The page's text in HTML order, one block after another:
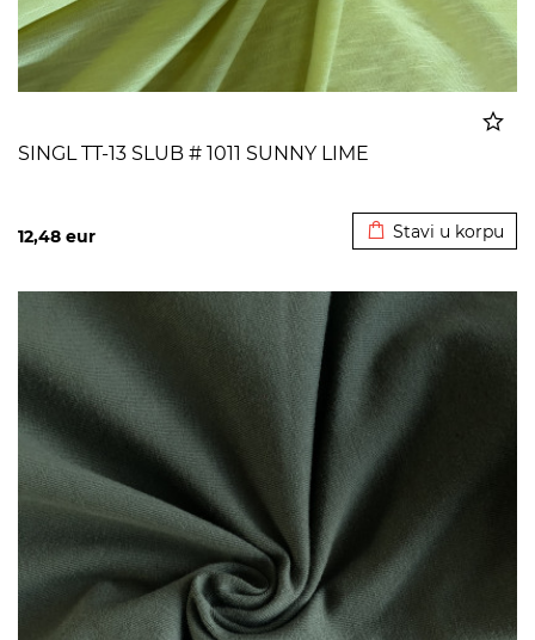
SINGL TT-13 SLUB # 1011 SUNNY LIME
12,48 eur Stavi u korpu